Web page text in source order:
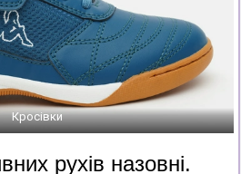
Кросівки
рухів назовні.